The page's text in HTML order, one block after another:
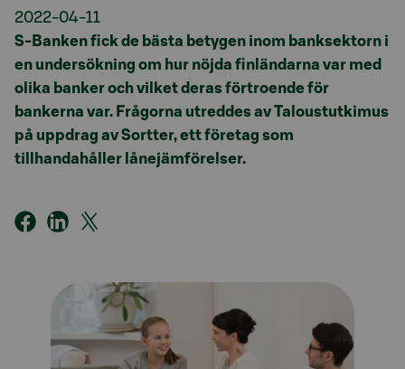
2022-04-11
S-Banken fick de bästa betygen inom banksektorn i
en undersökning om hur nöjda finländarna var med
olika banker och vilket deras förtroende för
bankerna var. Frågorna utreddes av Taloustutkimus
på uppdrag av Sortter, ett företag som
tillhandahåller lånejämförelser.